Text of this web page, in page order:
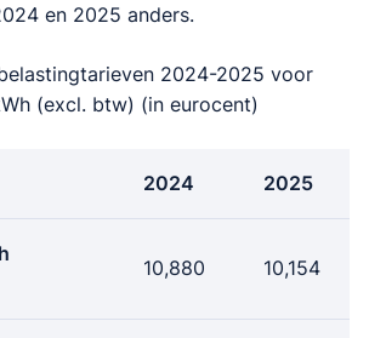
en 2025 anders.
2024-2025 voor
(excl. btw) (in eurocent)
2024 2025
10,880 10,154